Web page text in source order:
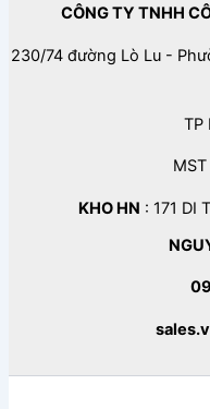
CÔNG TY TNHH
230/74 đường Lò Lu -
TP
KHO HN : 171 DI